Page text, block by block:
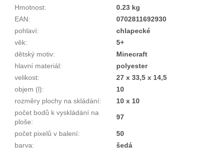
Hmotnost:
0.23 kg
EAN:
0702811692930
pohlaví:
chlapecké
věk:
5+
dětský motiv:
Minecraft
hlavní materiál:
polyester
velikost:
27 x 33,5 x 14,5
objem (l):
10
rozměry plochy na skládání:
10 x 10
počet bodů k vyskládání na
ploše:
97
počet pixelů v balení:
50
barva:
šedá